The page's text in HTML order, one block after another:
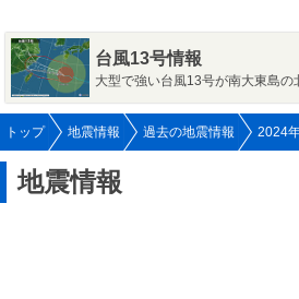
台風13号情報
大型で強い台風13号が南大東島
トップ 地震情報 過去の地震情報 2024
地震情報